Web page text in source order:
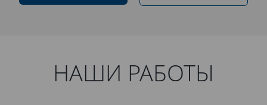
НАШИ РАБОТЫ